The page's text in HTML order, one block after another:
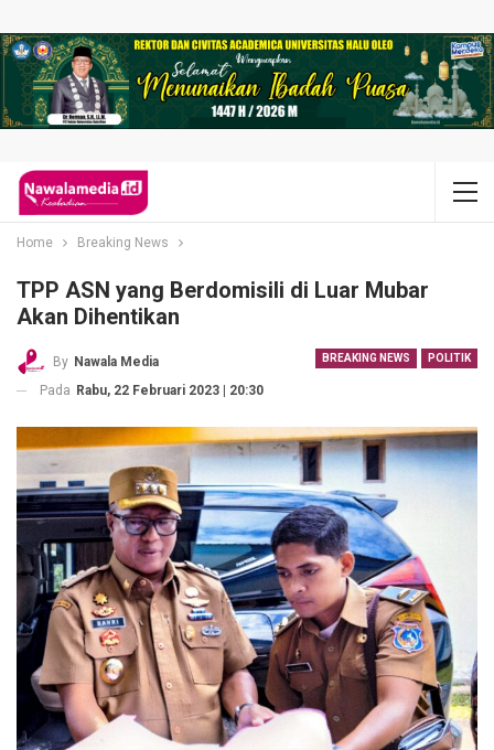
Home Breaking News
TPP ASN yang Berdomisili di Luar Mubar
Akan Dihentikan
BREAKING NEWS POLITIK
By Nawala Media
Pada Rabu, 22 Februari 2023 | 20:30